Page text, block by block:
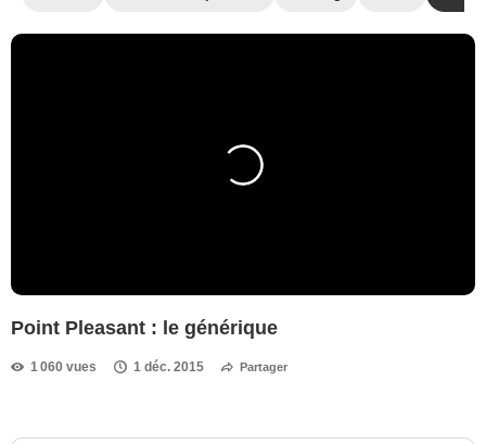
Point Pleasant : le générique
1 060 vues 1 déc. 2015 Partager